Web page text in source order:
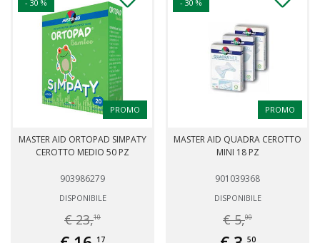
- 30 %
PROMO
MASTER AID ORTOPAD SIMPATY
CEROTTO MEDIO 50 PZ
903986279
DISPONIBILE
€ 23,10
17
- 30 %
PROMO
MASTER AID QUADRA CEROTTO
MINI 18 PZ
901039368
DISPONIBILE
€ 5,00
50